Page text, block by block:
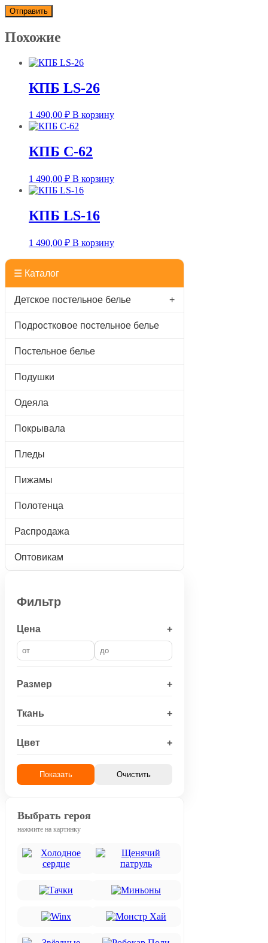
Похожие
КПБ LS-26
1 490,00 ₽ В корзину
КПБ C-62
1 490,00 ₽ В корзину
КПБ LS-16
1 490,00 ₽ В корзину
☰ Каталог
Детское постельное белье +
Подростковое постельное белье
Постельное белье
Подушки
Одеяла
Покрывала
Пледы
Пижамы
Полотенца
Распродажа
Оптовикам
Фильтр
Цена +
Размер +
Ткань +
Цвет +
Показать Очистить
Выбрать героя
нажмите на картинку